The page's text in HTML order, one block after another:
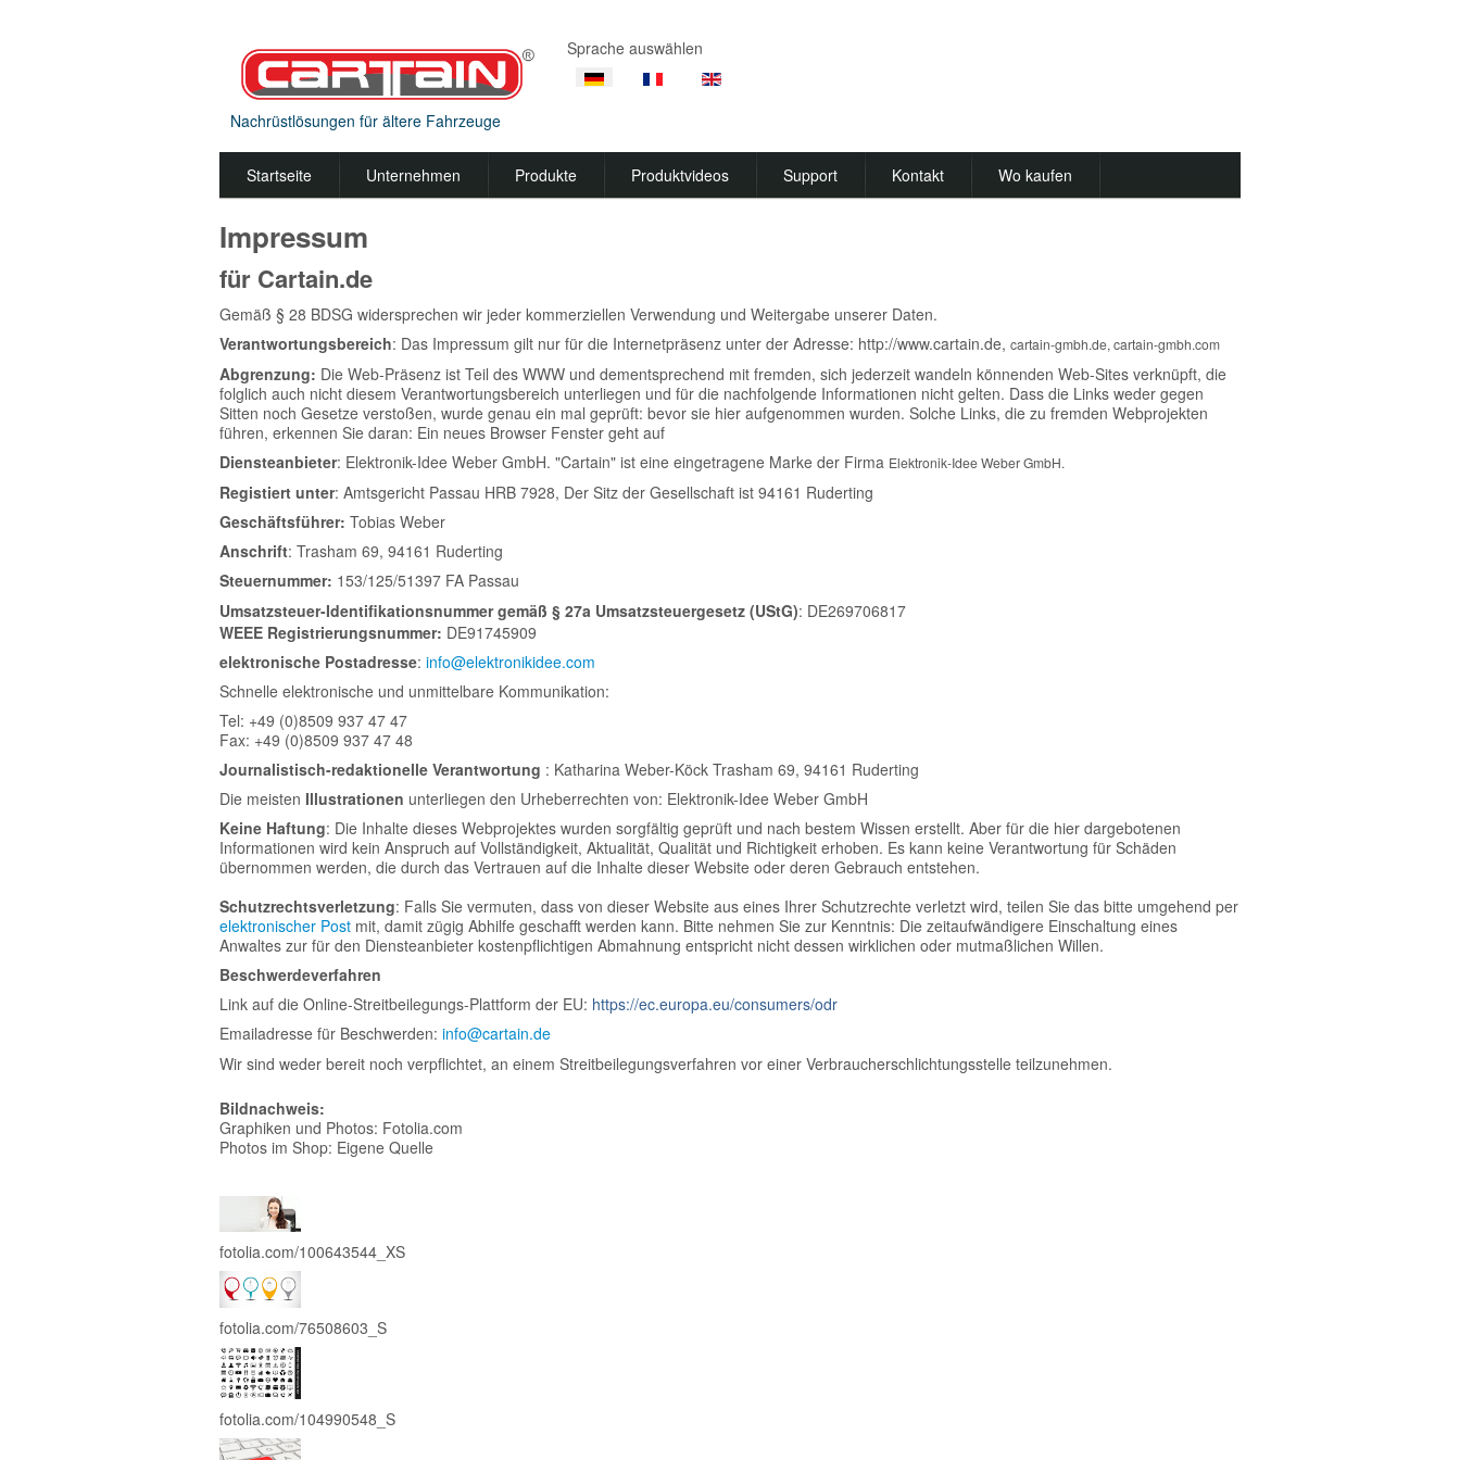
Nachrüstlösungen für ältere Fahrzeuge
Sprache auswählen
Startseite Unternehmen Produkte Produktvideos Support Kontakt Wo kaufen
Impressum
für Cartain.de
Gemäß § 28 BDSG widersprechen wir jeder kommerziellen Verwendung und Weitergabe unserer Daten.
Verantwortungsbereich: Das Impressum gilt nur für die Internetpräsenz unter der Adresse: http://www.cartain.de, cartain-gmbh.de, cartain-gmbh.com
Abgrenzung: Die Web-Präsenz ist Teil des WWW und dementsprechend mit fremden, sich jederzeit wandeln könnenden Web-Sites verknüpft, die
folglich auch nicht diesem Verantwortungsbereich unterliegen und für die nachfolgende Informationen nicht gelten. Dass die Links weder gegen
Sitten noch Gesetze verstoßen, wurde genau ein mal geprüft: bevor sie hier aufgenommen wurden. Solche Links, die zu fremden Webprojekten
führen, erkennen Sie daran: Ein neues Browser Fenster geht auf
Diensteanbieter: Elektronik-Idee Weber GmbH. "Cartain" ist eine eingetragene Marke der Firma Elektronik-Idee Weber GmbH.
Registiert unter: Amtsgericht Passau HRB 7928, Der Sitz der Gesellschaft ist 94161 Ruderting
Geschäftsführer: Tobias Weber
Anschrift: Trasham 69, 94161 Ruderting
Steuernummer: 153/125/51397 FA Passau
Umsatzsteuer-Identifikationsnummer gemäß § 27a Umsatzsteuergesetz (UStG): DE269706817
WEEE Registrierungsnummer: DE91745909
elektronische Postadresse: info@elektronikidee.com
Schnelle elektronische und unmittelbare Kommunikation:
Tel: +49 (0)8509 937 47 47
Fax: +49 (0)8509 937 47 48
Journalistisch-redaktionelle Verantwortung : Katharina Weber-Köck Trasham 69, 94161 Ruderting
Die meisten Illustrationen unterliegen den Urheberrechten von: Elektronik-Idee Weber GmbH
Keine Haftung: Die Inhalte dieses Webprojektes wurden sorgfältig geprüft und nach bestem Wissen erstellt. Aber für die hier dargebotenen
Informationen wird kein Anspruch auf Vollständigkeit, Aktualität, Qualität und Richtigkeit erhoben. Es kann keine Verantwortung für Schäden
übernommen werden, die durch das Vertrauen auf die Inhalte dieser Website oder deren Gebrauch entstehen.
Schutzrechtsverletzung: Falls Sie vermuten, dass von dieser Website aus eines Ihrer Schutzrechte verletzt wird, teilen Sie das bitte umgehend per
elektronischer Post mit, damit zügig Abhilfe geschafft werden kann. Bitte nehmen Sie zur Kenntnis: Die zeitaufwändigere Einschaltung eines
Anwaltes zur für den Diensteanbieter kostenpflichtigen Abmahnung entspricht nicht dessen wirklichen oder mutmaßlichen Willen.
Beschwerdeverfahren
Link auf die Online-Streitbeilegungs-Plattform der EU: https://ec.europa.eu/consumers/odr
Emailadresse für Beschwerden: info@cartain.de
Wir sind weder bereit noch verpflichtet, an einem Streitbeilegungsverfahren vor einer Verbraucherschlichtungsstelle teilzunehmen.
Bildnachweis:
Graphiken und Photos: Fotolia.com
Photos im Shop: Eigene Quelle
fotolia.com/100643544_XS
fotolia.com/76508603_S
fotolia.com/104990548_S